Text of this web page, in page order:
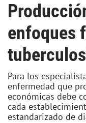
enfoques
Para los
enfermedad que
económicas debe
cada
estandarizado de